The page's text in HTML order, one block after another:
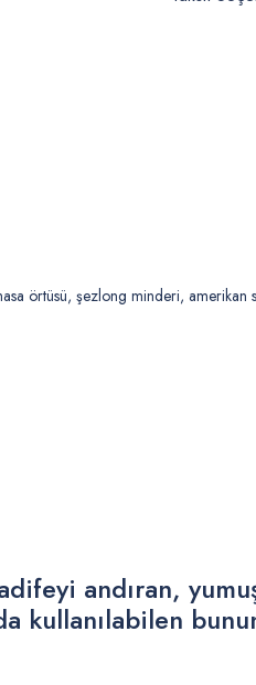
örtüsü, şezlong minderi,
andıran,
kullanılabilen